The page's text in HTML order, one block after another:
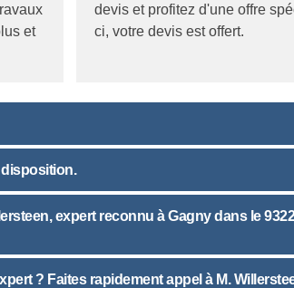
et
devis et profitez d'une offre
ci, votre devis est offert.
disposition.
expert reconnu à Gagny dans le
? Faites rapidement appel à M.